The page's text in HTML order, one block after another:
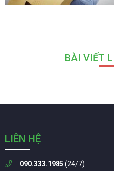
BÀI VIẾT
LIÊN HỆ
090.333.1985 (24/7)